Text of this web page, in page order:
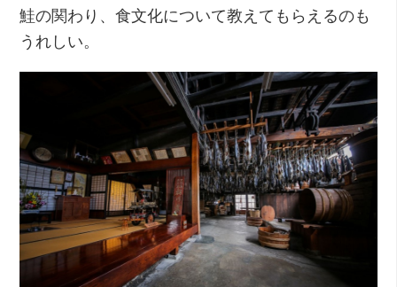
鮭の関わり、食文化について教えてもらえるのも
うれしい。